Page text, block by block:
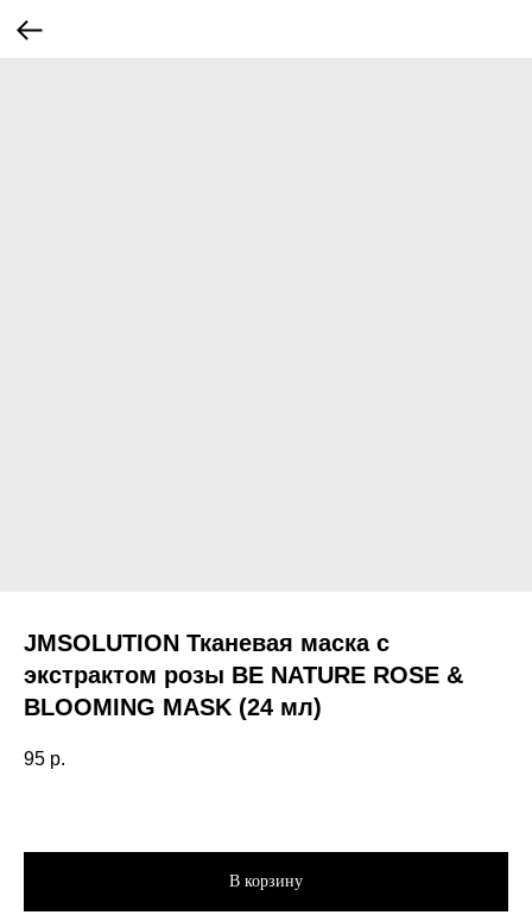
JMSOLUTION Тканевая маска с
экстрактом розы BE NATURE ROSE &
BLOOMING MASK (24 мл)
95 р.
В корзину